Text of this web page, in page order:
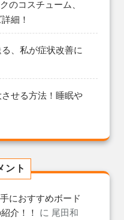
のコスチューム、
細！
、私が症状改善に
させる方法！睡眠や
ント
におすすめボード
介！！ に 尾田和